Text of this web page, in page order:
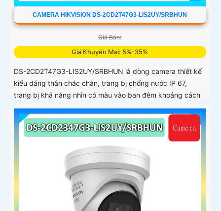
CAMERA HIKVISION DS-2CD2T47G3-LIS2UY/SRBHUN
Giá Bán:
Giá Khuyến Mại: 5%-35%
DS-2CD2T47G3-LIS2UY/SRBHUN là dòng camera thiết kế
kiểu dáng thân chắc chắn, trang bị chống nước IP 67,
trang bị khả năng nhìn có màu vào ban đêm khoảng cách
lên đến 60m, phát hiện chuyển động và phân biệt được
người và phương tiện, ống kính 4